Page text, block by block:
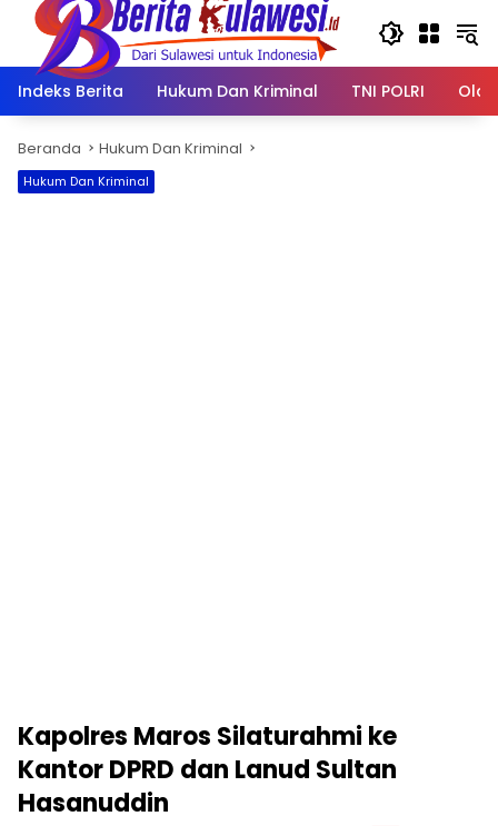
Langsung
konten
Indeks Berita
Hukum Dan Kriminal TNI POLRI
Beranda Hukum Dan Kriminal
Hukum Dan Kriminal
Kapolres Maros Silaturahmi ke
Kantor DPRD dan Lanud Sultan
Hasanuddin